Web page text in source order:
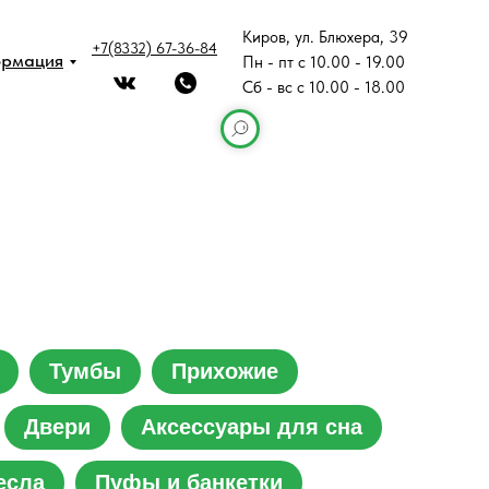
+7(8332) 67-36-84
Киров, ул. Блюхера, 39
Пн - пт с 10.00 - 19.00
Сб - вс с 10.00 - 18.00
Тумбы Прихожие
Двери Аксессуары для сна
Пуфы и банкетки